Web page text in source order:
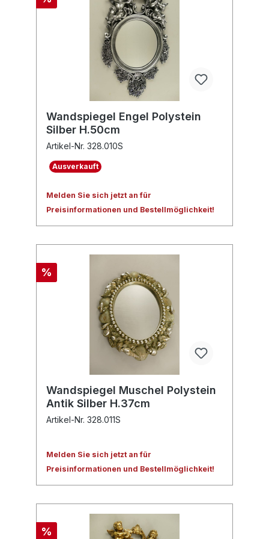
Wandspiegel Engel Polystein
Silber H.50cm
Artikel-Nr. 328.010S
Ausverkauft
Melden Sie sich jetzt an für
Preisinformationen und Bestellmöglichkeit!
%
Wandspiegel Muschel Polystein
Antik Silber H.37cm
Artikel-Nr. 328.011S
Melden Sie sich jetzt an für
Preisinformationen und Bestellmöglichkeit!
%